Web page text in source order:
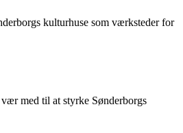
kulturhuse som værksteder for
med til at styrke Sønderborgs